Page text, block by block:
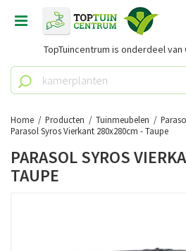
Home Producten Tuinmeubelen
Parasol Syros Vierkant 280x280cm - Taupe
TopTuincentrum is onderdeel van
PARASOL SYROS
TAUPE